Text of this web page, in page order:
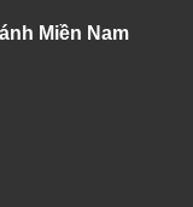
Miền Nam